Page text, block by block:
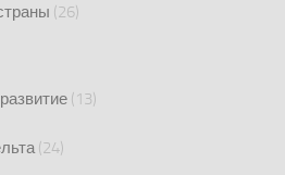
(26)
(13)
(24)